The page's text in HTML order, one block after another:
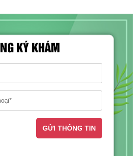
KÝ KHÁM
GỬI THÔNG TIN